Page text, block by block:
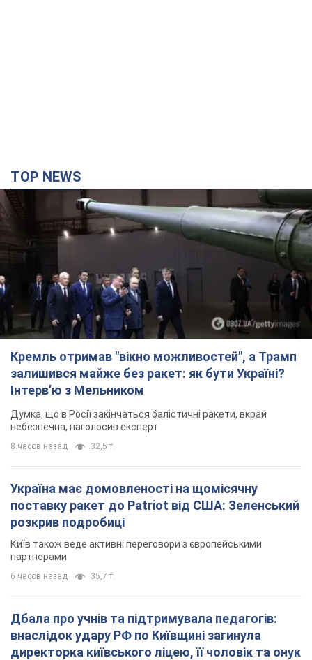
TOP NEWS
Кремль отримав "вікно можливостей", а Трамп
залишився майже без ракет: як бути Україні?
Інтерв’ю з Мельником
Думка, що в Росії закінчаться балістичні ракети, вкрай
небезпечна, наголосив експерт
8 часов назад 32,5 т.
Україна має домовленості на щомісячну
поставку ракет до Patriot від США: Зеленський
розкрив подробиці
Київ також веде активні переговори з європейськими
партнерами
6 часов назад 35,7 т.
Дбала про учнів та підтримувала педагогів:
внаслідок удару РФ по Київщині загинула
директорка київського ліцею, її чоловік та онук